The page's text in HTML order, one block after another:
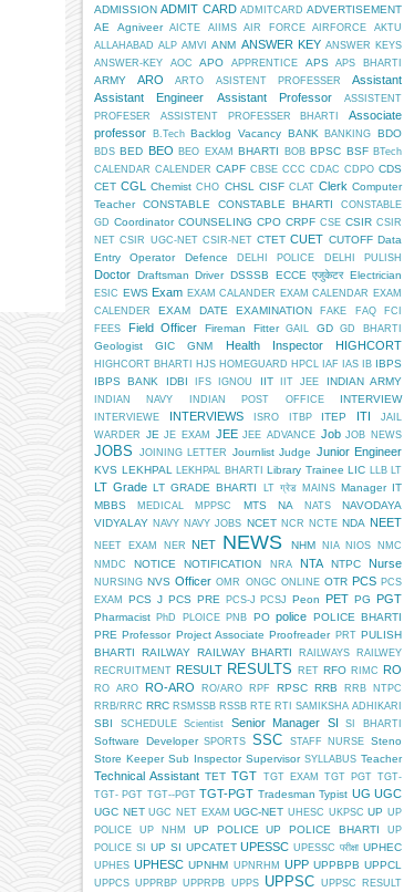
ADMISSION ADMIT CARD ADMITCARD ADVERTISEMENT
AE
Agniveer AICTE AIIMS AIR FORCE AIRFORCE
AKTU
ALLAHABAD ALP AMVI ANM ANSWER KEY ANSWER KEYS
ANSWER-KEY
AOC APO APPRENTICE APS APS BHARTI
ARMY ARO ARTO ASISTENT PROFESSER
Assistant
Assistant Engineer
Assistant Professor
ASSISTENT
PROFESER
ASSISTENT PROFESSER BHARTI
Associate
professor
B.Tech Backlog Vacancy BANK BANKING BDO
BDS BED BEO BEO EXAM BHARTI BOB BPSC BSF BTech
CALENDAR CALENDER CAPF CBSE CCC CDAC CDPO CDS
CET CGL Chemist CHO CHSL CISF CLAT Clerk Computer
Teacher
CONSTABLE CONSTABLE BHARTI
CONSTABLE
GD Coordinator COUNSELING CPO CRPF CSE CSIR CSIR
NET CSIR UGC-NET CSIR-NET CTET CUET CUTOFF Data
Entry Operator
Defence DELHI POLICE DELHI PULISH
Doctor Draftsman Driver DSSSB ECCE एजुकेटर Electrician
ESIC EWS Exam EXAM CALANDER EXAM CALENDAR EXAM
CALENDER
EXAM DATE EXAMINATION FAKE FAQ
FCI
FEES
Field Officer Fireman Fitter GAIL GD GD BHARTI
Geologist GIC GNM Health Inspector HIGHCORT
HIGHCORT BHARTI HJS HOMEGUARD HPCL IAF IAS IB IBPS
IBPS BANK
IDBI IFS IGNOU IIT IIT JEE INDIAN ARMY
INDIAN NAVY INDIAN POST OFFICE INTERVIEW
INTERVIEWE INTERVIEWS ISRO ITBP ITEP ITI
JAIL
WARDER JE JE EXAM JEE JEE ADVANCE Job JOB NEWS
JOBS JOINING LETTER Journlist Judge Junior Engineer
KVS LEKHPAL LEKHPAL BHARTI Library Trainee LIC LLB LT
LT Grade LT GRADE BHARTI LT ग्रेड MAINS Manager IT
MBBS
MEDICAL MPPSC MTS NA NATS
NAVODAYA
VIDYALAY NAVY NAVY JOBS NCET NCR NCTE NDA NEET
NEET EXAM NER NET NEWS NHM NIA NIOS
NMC
NMDC
NOTICE NOTIFICATION NRA NTA NTPC Nurse
NURSING NVS Officer OMR ONGC ONLINE OTR PCS PCS
EXAM
PCS J PCS PRE PCS-J PCSJ Peon PET PG PGT
Pharmacist PhD PLOICE PNB PO police POLICE BHARTI
PRE Professor Project Associate Proofreader PRT PULISH
BHARTI
RAILWAY RAILWAY BHARTI RAILWAYS
RAILWEY
RECRUITMENT RESULT RESULTS RET RFO RIMC RO
RO ARO RO-ARO RO/ARO RPF RPSC RRB
RRB NTPC
RRB/RRC RRC RSMSSB RSSB RTE RTI SAMIKSHA ADHIKARI
SBI SCHEDULE Scientist Senior Manager SI SI BHARTI
Software Developer SPORTS SSC STAFF NURSE
Steno
Store Keeper Sub Inspector Supervisor SYLLABUS Teacher
Technical Assistant TET TGT TGT EXAM TGT PGT TGT-
TGT- PGT TGT--PGT TGT-PGT Tradesman Typist UG UGC
UGC NET UGC NET EXAM UGC-NET UHESC UKPSC UP UP
POLICE
UP NHM UP POLICE UP POLICE BHARTI
UP
POLICE SI
UP SI UPCATET UPESSC UPESSC परीक्षा UPHEC
UPHES UPHESC UPNHM UPNRHM UPP UPPBPB UPPCL
UPPCS UPPRBP UPPRPB UPPS UPPSC UPPSC RESULT